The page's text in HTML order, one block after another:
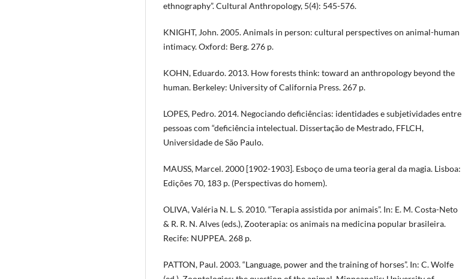
ethnography”. Cultural Anthropology, 5(4): 545-576.
KNIGHT, John. 2005. Animals in person: cultural perspectives on animal-human
intimacy. Oxford: Berg. 276 p.
KOHN, Eduardo. 2013. How forests think: toward an anthropology beyond the
human. Berkeley: University of California Press. 267 p.
LOPES, Pedro. 2014. Negociando deficiências: identidades e subjetividades entre
pessoas com “deficiência intelectual. Dissertação de Mestrado, FFLCH,
Universidade de São Paulo.
MAUSS, Marcel. 2000 [1902-1903]. Esboço de uma teoria geral da magia. Lisboa:
Edições 70, 183 p. (Perspectivas do homem).
OLIVA, Valéria N. L. S. 2010. “Terapia assistida por animais”. In: E. M. Costa-Neto
& R. R. N. Alves (eds.), Zooterapia: os animais na medicina popular brasileira.
Recife: NUPPEA. 268 p.
PATTON, Paul. 2003. “Language, power and the training of horses”. In: C. Wolfe